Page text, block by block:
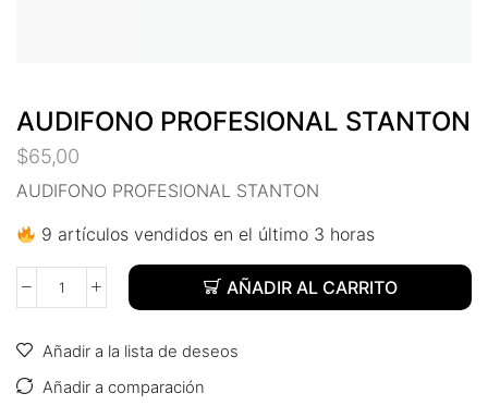
AUDIFONO PROFESIONAL STANTON
$65,00
AUDIFONO PROFESIONAL STANTON
9 artículos vendidos en el último 3 horas
AÑADIR AL CARRITO
Añadir a la lista de deseos
Añadir a comparación